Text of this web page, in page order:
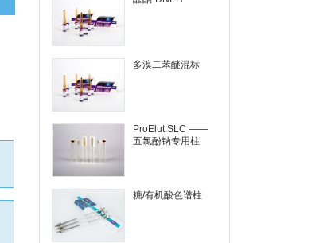
多溴二苯醚混标
ProElut SLC ——
五氯酚钠专用柱
糖/有机酸色谱柱